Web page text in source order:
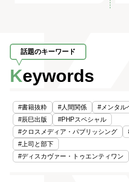
話題のキーワード
Keywords
#書籍抜粋 #人間関係
#メンタル
#辰巳出版
#PHPスペシャル
#クロスメディア・パブリッシング
#上司と部下
#ディスカヴァー・トゥエンティワン